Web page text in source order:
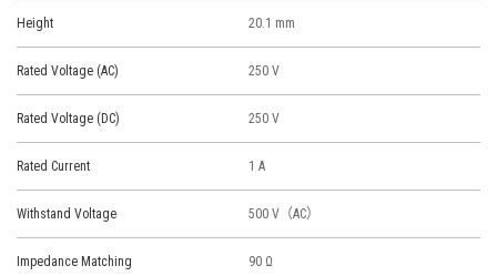
Height 20.1 mm
Rated Voltage (AC) 250 V
Rated Voltage (DC) 250 V
Rated Current 1 A
Withstand Voltage 500 V（AC）
Impedance Matching 90 Ω